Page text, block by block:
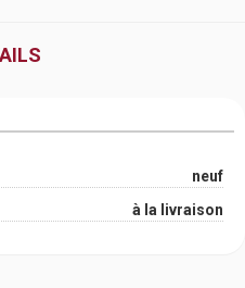
neuf
à la livraison